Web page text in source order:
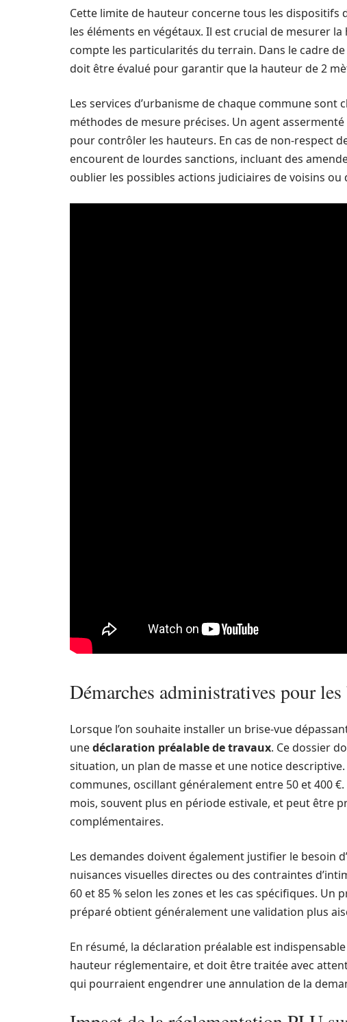
Cette limite de hauteur concerne tous les dispositifs
les éléments en végétaux. Il est crucial de mesurer
compte les particularités du terrain. Dans le cadre
doit être évalué pour garantir que la hauteur de 2
Les services d’urbanisme de chaque commune sont
méthodes de mesure précises. Un agent
pour contrôler les hauteurs. En cas de non-respect
encourent de lourdes sanctions, incluant des
oublier les possibles actions judiciaires de voisins ou
Démarches administratives pour
Lorsque l’on souhaite installer un brise-vue
unedéclaration préalable de travaux. Ce dossier
situation, un plan de masse et une notice
communes, oscillant généralement entre 50 et 400
mois, souvent plus en période estivale, et peut être
complémentaires.
Les demandes doivent également justifier le besoin
nuisances visuelles directes ou des contraintes
60 et 85 % selon les zones et les cas spécifiques.
préparé obtient généralement une validation plus
En résumé, la déclaration préalable est
hauteur réglementaire, et doit être traitée avec
qui pourraient engendrer une annulation de la